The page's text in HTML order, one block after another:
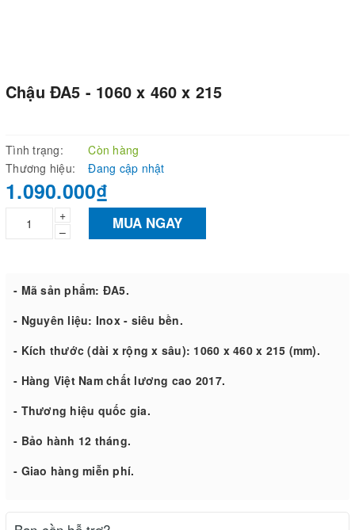
Chậu ĐA5 - 1060 x 460 x 215
Tình trạng:
Còn hàng
Thương hiệu:
Đang cập nhật
1.090.000₫
+
–
MUA NGAY
- Mã sản phẩm: ĐA5.
- Nguyên liệu: Inox - siêu bền.
- Kích thước (dài x rộng x sâu): 1060 x 460 x 215 (mm).
- Hàng Việt Nam chất lương cao 2017.
- Thương hiệu quốc gia.
- Bảo hành 12 tháng.
- Giao hàng miễn phí.